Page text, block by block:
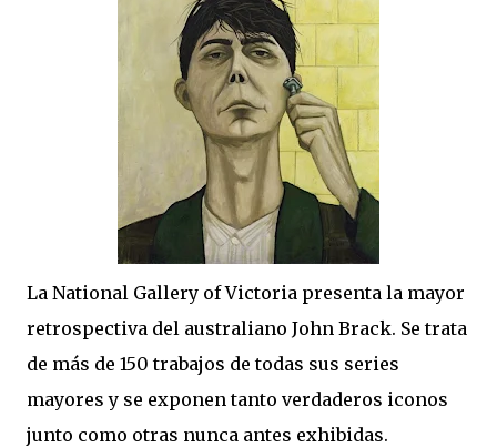
La National Gallery of Victoria presenta la mayor
retrospectiva del australiano John Brack. Se trata
de más de 150 trabajos de todas sus series
mayores y se exponen tanto verdaderos iconos
junto como otras nunca antes exhibidas.